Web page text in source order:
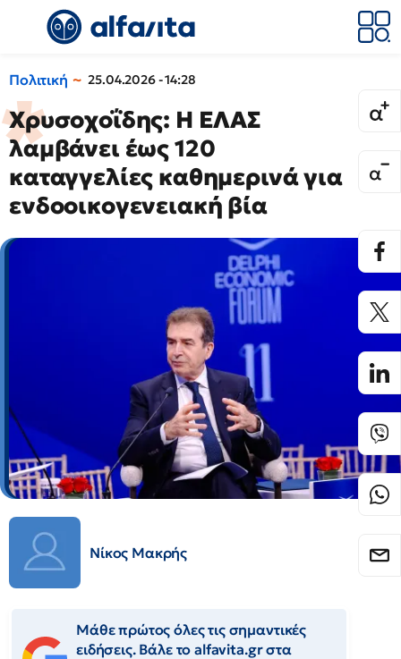
Πολιτική 25.04.2026 - 14:28
Χρυσοχοΐδης: Η ΕΛΑΣ
λαμβάνει έως 120
καταγγελίες καθημερινά για
ενδοοικογενειακή βία
Νίκος Μακρής
Μάθε πρώτος όλες τις σημαντικές
ειδήσεις. Βάλε το alfavita.gr στα